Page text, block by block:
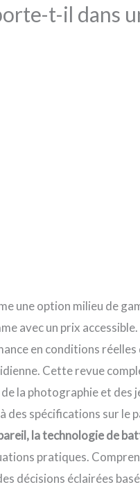
t-il dans
une option milieu de
avec un prix accessible.
en conditions
Cette revue
la photographie et des
des spécifications sur le
la technologie de
pratiques.
décisions éclairées